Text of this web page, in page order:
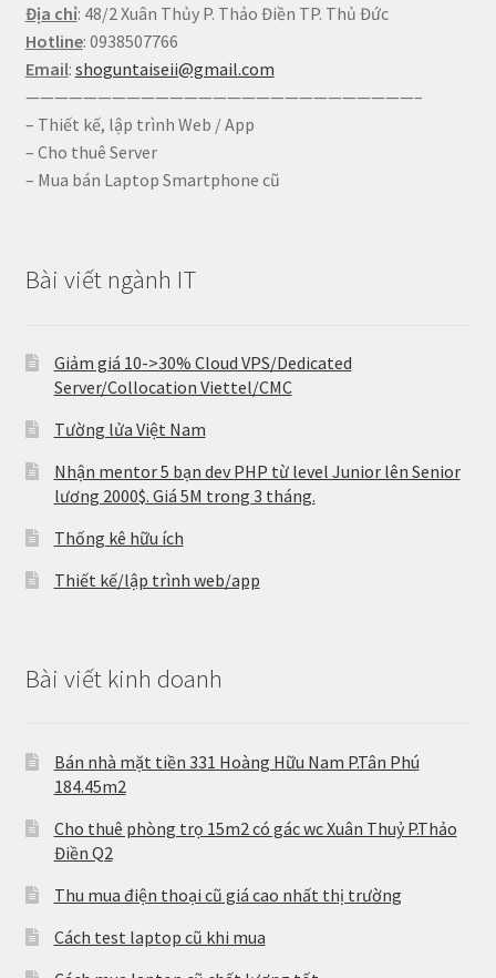
Địa chỉ: 48/2 Xuân Thủy P. Thảo Điền TP. Thủ Đức
Hotline: 0938507766
Email: shoguntaiseii@gmail.com
———————————————————————————–
– Thiết kế, lập trình Web / App
– Cho thuê Server
– Mua bán Laptop Smartphone cũ
Bài viết ngành IT
Giảm giá 10->30% Cloud VPS/Dedicated
Server/Collocation Viettel/CMC
Tường lửa Việt Nam
Nhận mentor 5 bạn dev PHP từ level Junior lên Senior
lương 2000$. Giá 5M trong 3 tháng.
Thống kê hữu ích
Thiết kế/lập trình web/app
Bài viết kinh doanh
Bán nhà mặt tiền 331 Hoàng Hữu Nam P.Tân Phú
184.45m2
Cho thuê phòng trọ 15m2 có gác wc Xuân Thuỷ P.Thảo
Điền Q2
Thu mua điện thoại cũ giá cao nhất thị trường
Cách test laptop cũ khi mua